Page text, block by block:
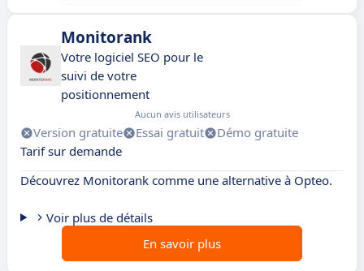
Monitorank
Votre logiciel SEO pour le
suivi de votre
positionnement
Aucun avis utilisateurs
Version gratuite Essai gratuit
Démo gratuite
Tarif sur demande
Découvrez Monitorank comme une alternative à Opteo.
Voir plus de détails
En savoir plus